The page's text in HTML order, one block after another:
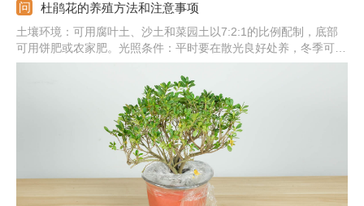
杜鹃花的养殖方法和注意事项
土壤环境：可用腐叶土、沙土和菜园土以7:2:1的比例配制，底部
可用饼肥或农家肥。光照条件：平时要在散光良好处养，冬季可接
受阳光直接，夏季要搭建遮阳棚。浇水频次：春秋是3-5天浇一
次，夏季可每天浇水，冬季不干不浇。注意事项：春季可进行换
盆，换盆时注意修剪烂根并进行消毒处理。